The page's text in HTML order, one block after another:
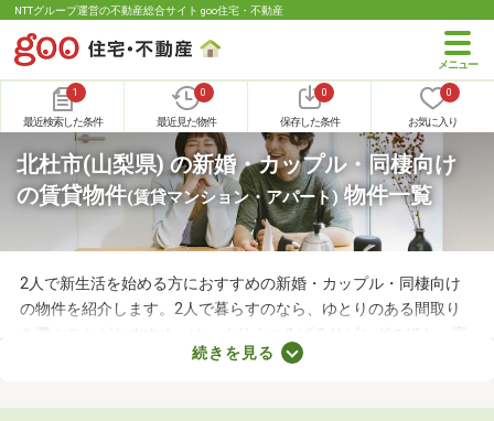
NTTグループ運営の不動産総合サイト goo住宅・不動産
1
最近検索した条件
0
最近見た物件
0
保存した条件
0
お気に入り
北杜市(山梨県) の新婚・カップル・同棲向け
の賃貸物件(賃貸マンション・アパート)物件一覧
2人で新生活を始める方におすすめの新婚・カップル・同棲向け
の物件を紹介します。2人で暮らすのなら、ゆとりのある間取り
を選ぶことがおすすめ。ゆっくりくつろげるリビングのほか、寝
室や収納スペースを確保できる物件を選べば、長く快適に暮らせ
てチェックしてみてくださいね。
続きを見る